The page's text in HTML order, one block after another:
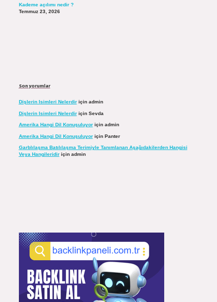
Kademe açılımı nedir ?
Temmuz 23, 2026
Son yorumlar
Dişlerin Isimleri Nelerdiriçin admin
Dişlerin Isimleri Nelerdiriçin Sevda
Amerika Hangi Dil Konuşuluyoriçin admin
Amerika Hangi Dil Konuşuluyoriçin Panter
Garblılaşma Batılılaşma Terimiyle Tanımlanan Aşağıdakilerden Hangisi
Veya Hangileridiriçin admin